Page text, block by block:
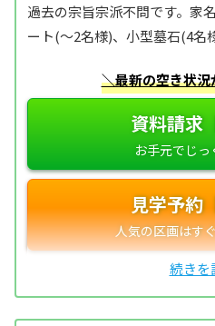
過去の宗旨宗派不問です。家
ート(～2名様)、小型墓石(4名
＼最新の空き状
資料請求
見学予約